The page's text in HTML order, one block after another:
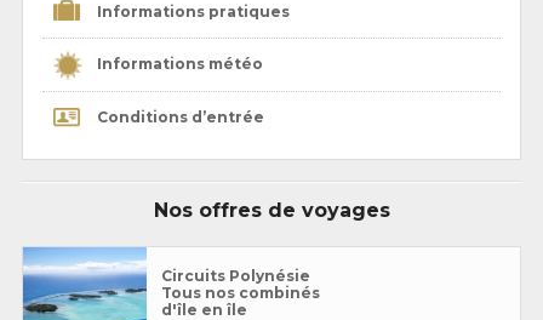
Informations pratiques
Informations météo
Conditions d’entrée
Nos offres de voyages
Circuits Polynésie
Tous nos combinés
d'île en île